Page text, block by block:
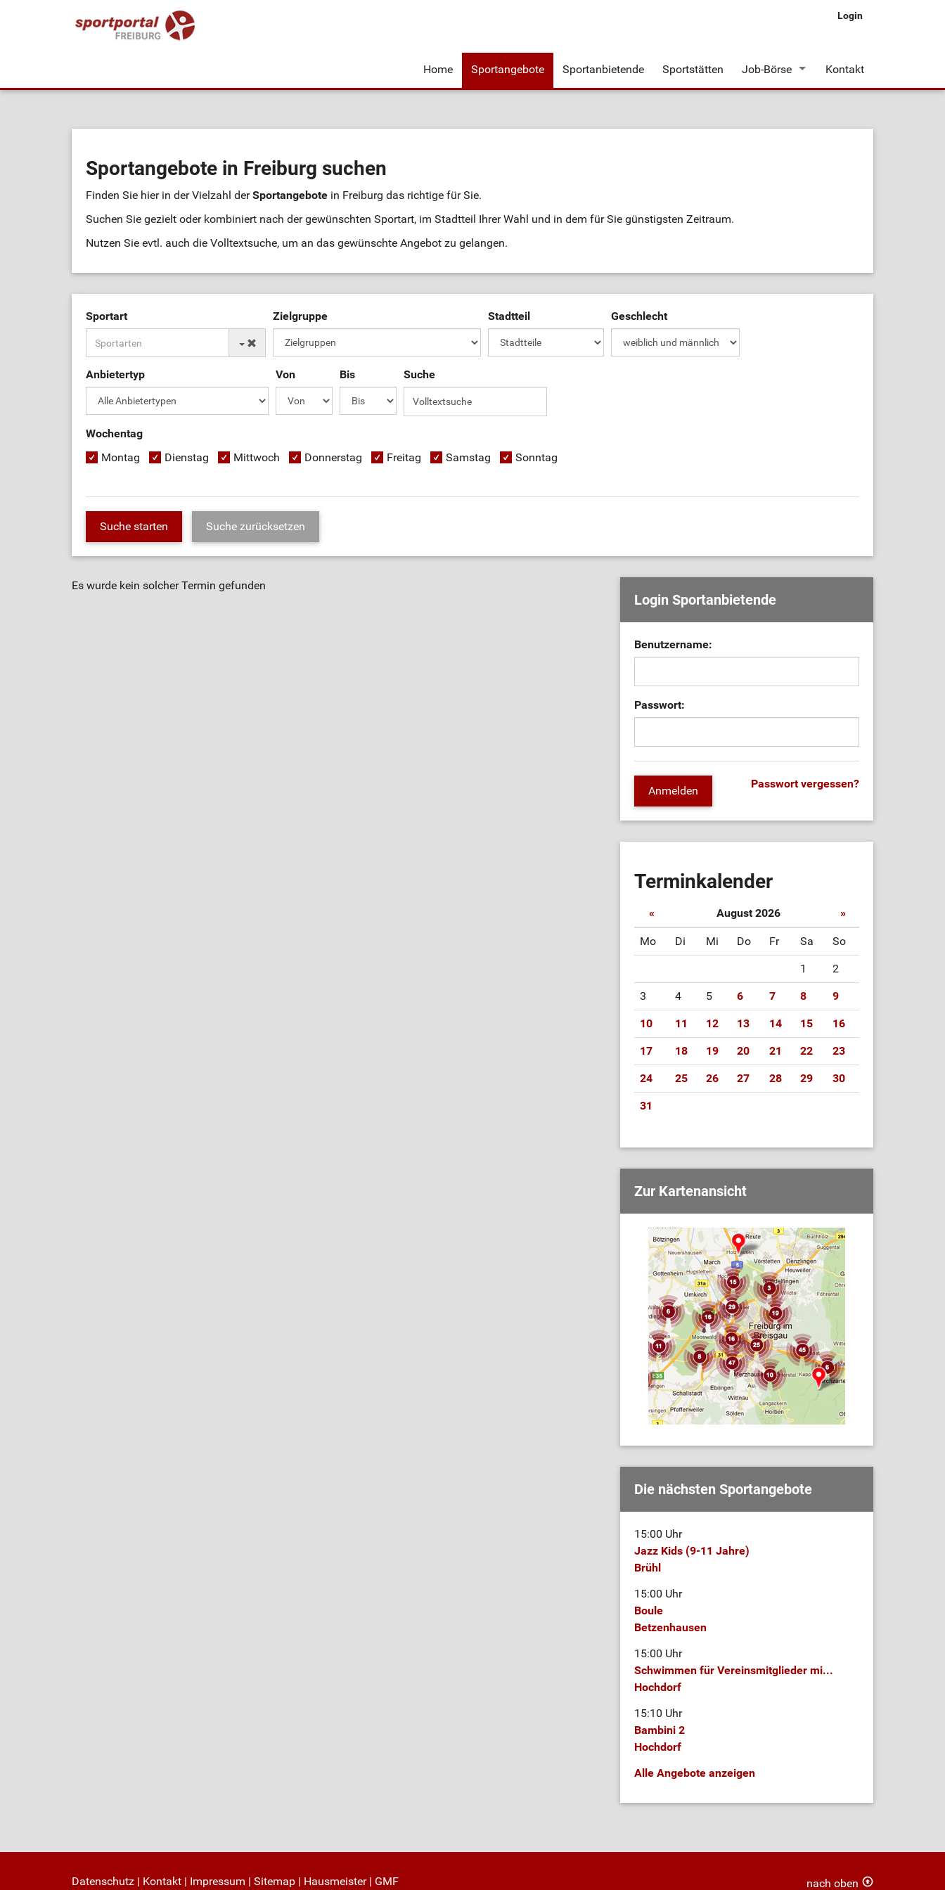
Login
Home Sportangebote Sportanbietende Sportstätten Job-Börse Kontakt
Sportangebote in Freiburg suchen
Finden Sie hier in der Vielzahl derSportangebote in Freiburg das richtige für Sie.
Suchen Sie gezielt oder kombiniert nach der gewünschten Sportart, im Stadtteil Ihrer Wahl und in dem für Sie günstigsten Zeitraum.
Nutzen Sie evtl. auch die Volltextsuche, um an das gewünschte Angebot zu gelangen.
Sportart Zielgruppe Stadtteil Geschlecht
Anbietertyp Von Bis Suche
Wochentag
Montag
Dienstag Mittwoch Donnerstag Freitag Samstag Sonntag
Es wurde kein solcher Termin gefunden
Login Sportanbietende
Benutzername:
Passwort:
Passwort vergessen?
Terminkalender
« August 2026 »
Mo Di Mi Do Fr Sa So
1 2
3 4 5 6 7 8 9
10 11 12 13 14 15 16
17 18 19 20 21 22 23
24 25 26 27 28 29 30
31
Zur Kartenansicht
Die nächsten Sportangebote
15:00 Uhr
Jazz Kids (9-11 Jahre)
Brühl
15:00 Uhr
Boule
Betzenhausen
15:00 Uhr
Schwimmen für Vereinsmitglieder mi...
Hochdorf
15:10 Uhr
Bambini 2
Hochdorf
Alle Angebote anzeigen
Datenschutz | Kontakt | Impressum | Sitemap | Hausmeister| GMF nach oben